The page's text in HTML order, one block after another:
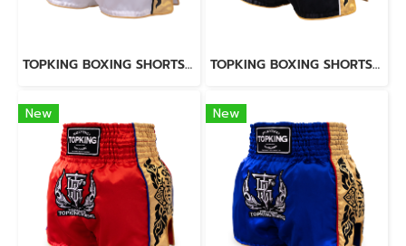
TOPKING BOXING SHORTS WHITE 276 TOPKING BOXING SHORTS BLACK 276
New New